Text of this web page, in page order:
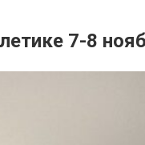
7-8